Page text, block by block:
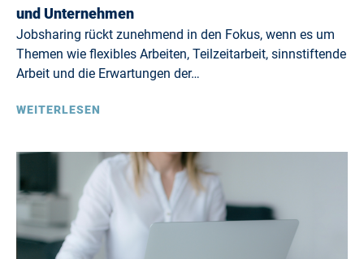
und Unternehmen
Jobsharing rückt zunehmend in den Fokus, wenn es um
Themen wie flexibles Arbeiten, Teilzeitarbeit, sinnstiftende
Arbeit und die Erwartungen der…
WEITERLESEN